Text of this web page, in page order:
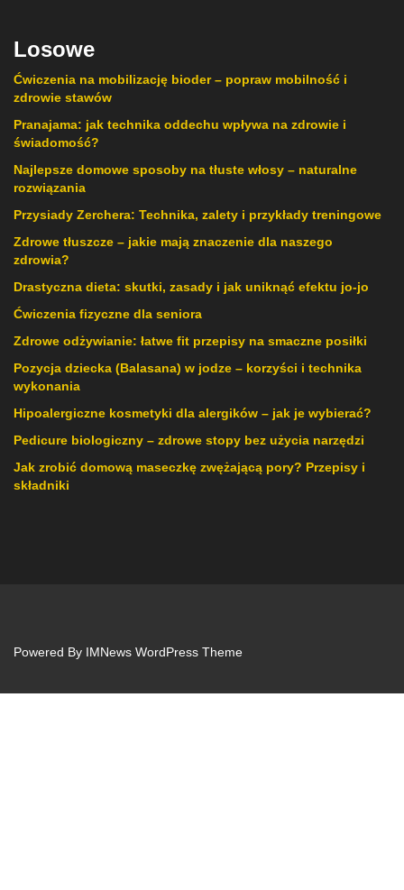
Losowe
Ćwiczenia na mobilizację bioder – popraw mobilność i
zdrowie stawów
Pranajama: jak technika oddechu wpływa na zdrowie i
świadomość?
Najlepsze domowe sposoby na tłuste włosy – naturalne
rozwiązania
Przysiady Zerchera: Technika, zalety i przykłady treningowe
Zdrowe tłuszcze – jakie mają znaczenie dla naszego
zdrowia?
Drastyczna dieta: skutki, zasady i jak uniknąć efektu jo-jo
Ćwiczenia fizyczne dla seniora
Zdrowe odżywianie: łatwe fit przepisy na smaczne posiłki
Pozycja dziecka (Balasana) w jodze – korzyści i technika
wykonania
Hipoalergiczne kosmetyki dla alergików – jak je wybierać?
Pedicure biologiczny – zdrowe stopy bez użycia narzędzi
Jak zrobić domową maseczkę zwężającą pory? Przepisy i
składniki
Powered By IMNews WordPress Theme